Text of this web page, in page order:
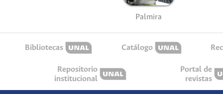
Palmira
Bibliotecas Catálogo
Repositorio
institucional
Portal de
revistas